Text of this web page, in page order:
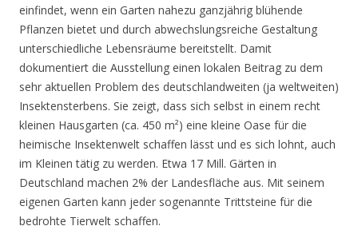
einfindet, wenn ein Garten nahezu ganzjährig blühende
Pflanzen bietet und durch abwechslungsreiche Gestaltung
unterschiedliche Lebensräume bereitstellt. Damit
dokumentiert die Ausstellung einen lokalen Beitrag zu dem
sehr aktuellen Problem des deutschlandweiten (ja weltweiten)
Insektensterbens. Sie zeigt, dass sich selbst in einem recht
kleinen Hausgarten (ca. 450 m²) eine kleine Oase für die
heimische Insektenwelt schaffen lässt und es sich lohnt, auch
im Kleinen tätig zu werden. Etwa 17 Mill. Gärten in
Deutschland machen 2% der Landesfläche aus. Mit seinem
eigenen Garten kann jeder sogenannte Trittsteine für die
bedrohte Tierwelt schaffen.